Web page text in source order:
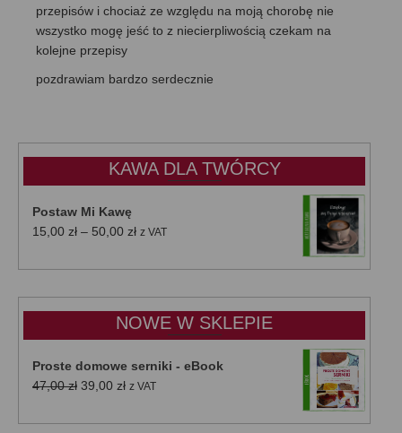
przepisów i chociaż ze względu na moją chorobę nie
wszystko mogę jeść to z niecierpliwością czekam na
kolejne przepisy
pozdrawiam bardzo serdecznie
KAWA DLA TWÓRCY
Postaw Mi Kawę
15,00 zł – 50,00 złZakres
od
do
50,00 zł
z VAT
NOWE W SKLEPIE
Proste domowe serniki - eBook
47,00zł Pierwotna
wynosiła:
39,00 złAktualna
wynosi:
z VAT